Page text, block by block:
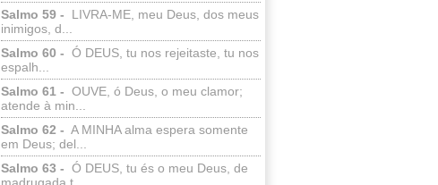
Salmo 59 -
LIVRA-ME, meu Deus, dos meus
inimigos, d...
Salmo 60 - Ó DEUS, tu nos rejeitaste, tu nos
espalh...
Salmo 61 - OUVE, ó Deus, o meu clamor;
atende à min...
Salmo 62 - A MINHA alma espera somente
em Deus; del...
Salmo 63 - Ó DEUS, tu és o meu Deus, de